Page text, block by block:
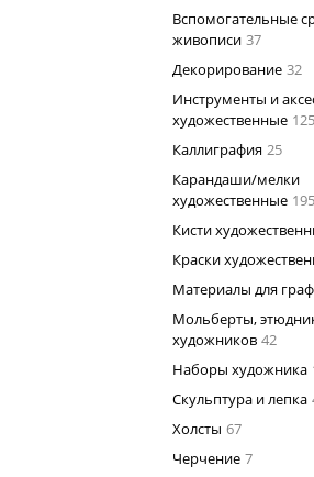
Вспомогательные
живописи 37
Декорирование 32
Инструменты и
художественные 125
Каллиграфия 25
Карандаши/мелки
художественные 195
Кисти
Краски
Материалы для
Мольберты,
художников 42
Наборы художника
Скульптура и лепка
Холсты 67
Черчение 7